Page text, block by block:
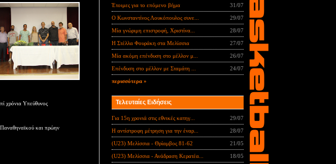
χρόνια Υπεύθυνος
και πρώην
Έτοιμες για το επόμενο βήμα 31/07
Ο Κωνσταντίνος Λουκόπουλος συνε... 29/07
Μία γνώριμη επιστροφή, Χριστίνα... 28/07
Η Στέλλα Φουράκη στα Μελίσσια 27/07
Μία ακόμη επένδυση στο μέλλον μ... 26/07
Επένδυση στο μέλλον με Σταμάτη ... 24/07
περισσότερα »
Τελευταίες Ειδήσεις
Για 15η χρονιά στις εθνικές κατηγ... 29/07
Η αντίστροφη μέτρηση για την έναρ... 28/07
(U23) Μελίσσια - Θρίαμβος 81-62 21/05
(U23) Μελίσσια - Ανάδραση Κερατέα... 18/05